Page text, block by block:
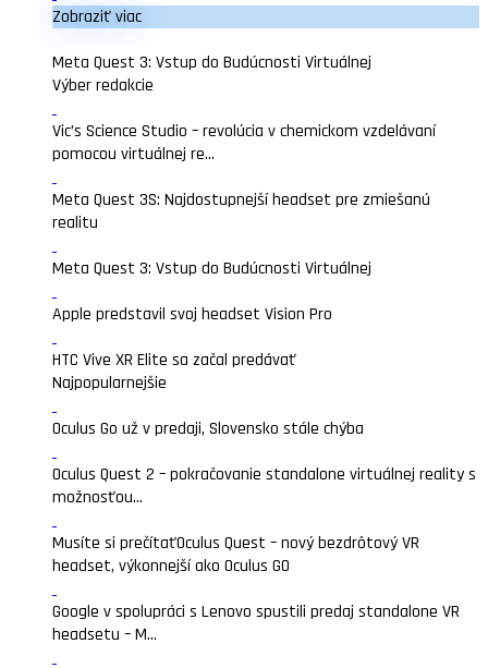
Zobraziť viac
Meta Quest 3: Vstup do Budúcnosti Virtuálnej
Výber redakcie
Vic’s Science Studio – revolúcia v chemickom vzdelávaní
pomocou virtuálnej re...
Meta Quest 3S: Najdostupnejší headset pre zmiešanú
realitu
Meta Quest 3: Vstup do Budúcnosti Virtuálnej
Apple predstavil svoj headset Vision Pro
HTC Vive XR Elite sa začal predávať
Najpopularnejšie
Oculus Go už v predaji, Slovensko stále chýba
Oculus Quest 2 – pokračovanie standalone virtuálnej reality s
možnosťou...
Musíte si prečítaťOculus Quest – nový bezdrôtový VR
headset, výkonnejší ako Oculus GO
Google v spolupráci s Lenovo spustili predaj standalone VR
headsetu – M...